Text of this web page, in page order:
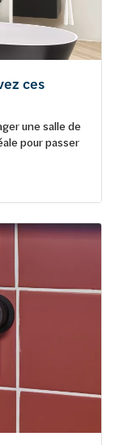
ces
une salle de
pour passer